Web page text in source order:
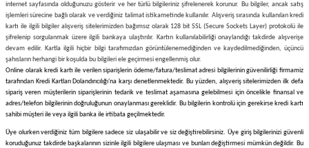
internet sayfasında olduğunuzu gösterir ve her türlü bilgileriniz şifrelenerek korunur. Bu bilgiler, ancak satış
işlemleri sürecine bağlı olarak ve verdiğiniz talimat istikametinde kullanılır. Alışveriş sırasında kullanılan kredi
kartı ile ilgili bilgiler alışveriş sitelerimizden bağımsız olarak 128 bit SSL (Secure Sockets Layer) protokolü ile
şifrelenip sorgulanmak üzere ilgili bankaya ulaştırılır. Kartın kullanılabilirliği onaylandığı takdirde alışverişe
devam edilir. Kartla ilgili hiçbir bilgi tarafımızdan görüntülenemediğinden ve kaydedilmediğinden, üçüncü
şahısların herhangi bir koşulda bu bilgileri ele geçirmesi engellenmiş olur.
Online olarak kredi kartı ile verilen siparişlerin ödeme/fatura/teslimat adresi bilgilerinin güvenilirliği firmamiz
tarafından Kredi Kartları Dolandırıcılığı'na karşı denetlenmektedir. Bu yüzden, alışveriş sitelerimizden ilk defa
sipariş veren müşterilerin siparişlerinin tedarik ve teslimat aşamasına gelebilmesi için öncelikle finansal ve
adres/telefon bilgilerinin doğruluğunun onaylanması gereklidir. Bu bilgilerin kontrolü için gerekirse kredi kartı
sahibi müşteri ile veya ilgili banka ile irtibata geçilmektedir.
Üye olurken verdiğiniz tüm bilgilere sadece siz ulaşabilir ve siz değiştirebilirsiniz. Üye giriş bilgilerinizi güvenli
koruduğunuz takdirde başkalarının sizinle ilgili bilgilere ulaşması ve bunları değiştirmesi mümkün değildir. Bu